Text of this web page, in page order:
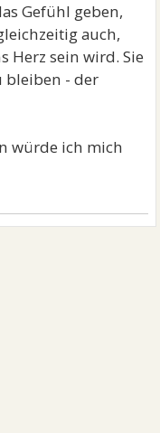
Gefühl geben,
auch,
Herz sein wird. Sie
bleiben - der
würde ich mich